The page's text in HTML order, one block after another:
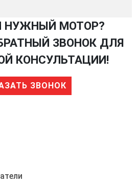
НУЖНЫЙ МОТОР?
ЗВОНОК ДЛЯ
КОНСУЛЬТАЦИИ!
ЗВОНОК